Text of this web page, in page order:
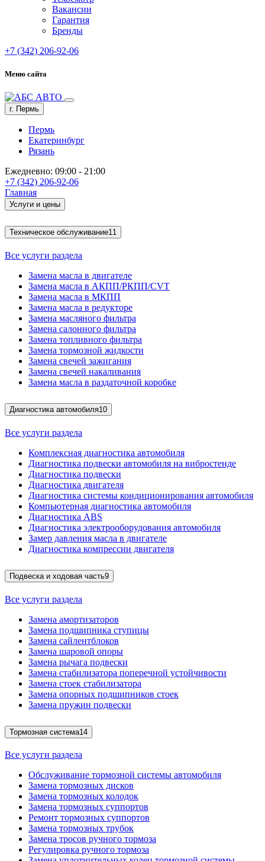
Вакансии
Гарантия
Бренды
+7 (342) 206-92-06
Меню сайта
г. Пермь
Пермь
Екатеринбург
Рязань
Ежедневно: 09:00 - 21:00
+7 (342) 206-92-06
Главная
Услуги и цены
Техническое обслуживание11
Все услуги раздела
Замена масла в двигателе
Замена масла в АКПП/РКПП/CVT
Замена масла в МКПП
Замена масла в редукторе
Замена масляного фильтра
Замена салонного фильтра
Замена топливного фильтра
Замена тормозной жидкости
Замена свечей зажигания
Замена свечей накаливания
Замена масла в раздаточной коробке
Диагностика автомобиля10
Все услуги раздела
Комплексная диагностика автомобиля
Диагностика подвески автомобиля на вибростенде
Диагностика подвески
Диагностика двигателя
Диагностика системы кондиционирования автомобиля
Компьютерная диагностика автомобиля
Диагностика ABS
Диагностика электрооборудования автомобиля
Замер давления масла в двигателе
Диагностика компрессии двигателя
Подвеска и ходовая часть9
Все услуги раздела
Замена амортизаторов
Замена подшипника ступицы
Замена сайлентблоков
Замена шаровой опоры
Замена рычага подвески
Замена стабилизатора поперечной устойчивости
Замена стоек стабилизатора
Замена опорных подшипников стоек
Замена пружин подвески
Тормозная система14
Все услуги раздела
Обслуживание тормозной системы автомобиля
Замена тормозных дисков
Замена тормозных колодок
Замена тормозных суппортов
Ремонт тормозных суппортов
Замена тормозных трубок
Замена тросов ручного тормоза
Регулировка ручного тормоза